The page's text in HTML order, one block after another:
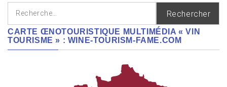
Rechercher :
CARTE ŒNOTOURISTIQUE MULTIMÉDIA « VIN
TOURISME » : WINE-TOURISM-FAME.COM